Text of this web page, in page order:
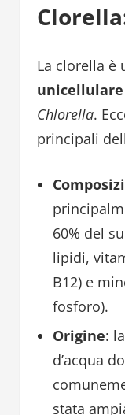
La clorella è
unicellulare
Chlorella.
principali
60% del
lipidi,
B12) e
fosforo).
Origine:
d’acqua
stata